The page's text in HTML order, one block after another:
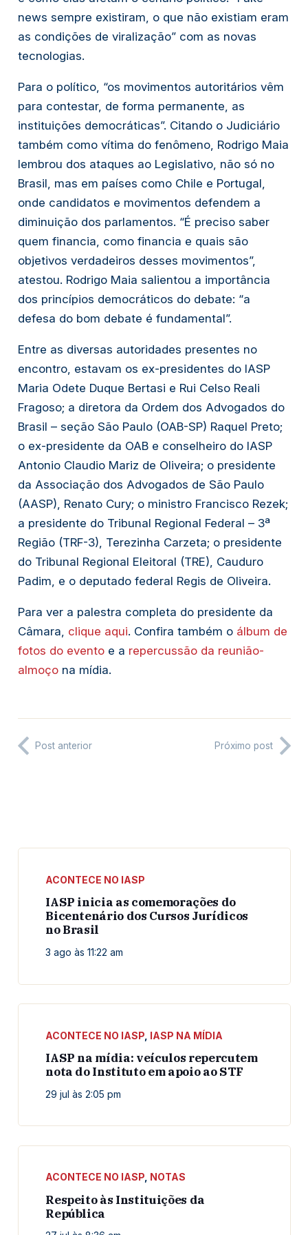
news sempre existiram, o que não existiam eram
as condições de viralização” com as novas
tecnologias.
Para o político, “os movimentos autoritários vêm
para contestar, de forma permanente, as
instituições democráticas”. Citando o Judiciário
também como vítima do fenômeno, Rodrigo Maia
lembrou dos ataques ao Legislativo, não só no
Brasil, mas em países como Chile e Portugal,
onde candidatos e movimentos defendem a
diminuição dos parlamentos. “É preciso saber
quem financia, como financia e quais são
objetivos verdadeiros desses movimentos”,
atestou. Rodrigo Maia salientou a importância
dos princípios democráticos do debate: “a
defesa do bom debate é fundamental”.
Entre as diversas autoridades presentes no
encontro, estavam os ex-presidentes do IASP
Maria Odete Duque Bertasi e Rui Celso Reali
Fragoso; a diretora da Ordem dos Advogados do
Brasil – seção São Paulo (OAB-SP) Raquel Preto;
o ex-presidente da OAB e conselheiro do IASP
Antonio Claudio Mariz de Oliveira; o presidente
da Associação dos Advogados de São Paulo
(AASP), Renato Cury; o ministro Francisco Rezek;
a presidente do Tribunal Regional Federal – 3ª
Região (TRF-3), Terezinha Carzeta; o presidente
do Tribunal Regional Eleitoral (TRE), Cauduro
Padim, e o deputado federal Regis de Oliveira.
Para ver a palestra completa do presidente da
Câmara, clique aqui. Confira também o álbum de
fotos do eventoe a repercussão da reunião-
almoçona mídia.
Post anterior Próximo post
ACONTECE NO IASP
IASP inicia as comemorações do
Bicentenário dos Cursos Jurídicos
no Brasil
3 ago às 11:22 am
ACONTECE NO IASP IASP NA MÍDIA
IASP na mídia: veículos repercutem
nota do Instituto em apoio ao STF
29 jul às 2:05 pm
ACONTECE NO IASP NOTAS
Respeito às Instituições da
República